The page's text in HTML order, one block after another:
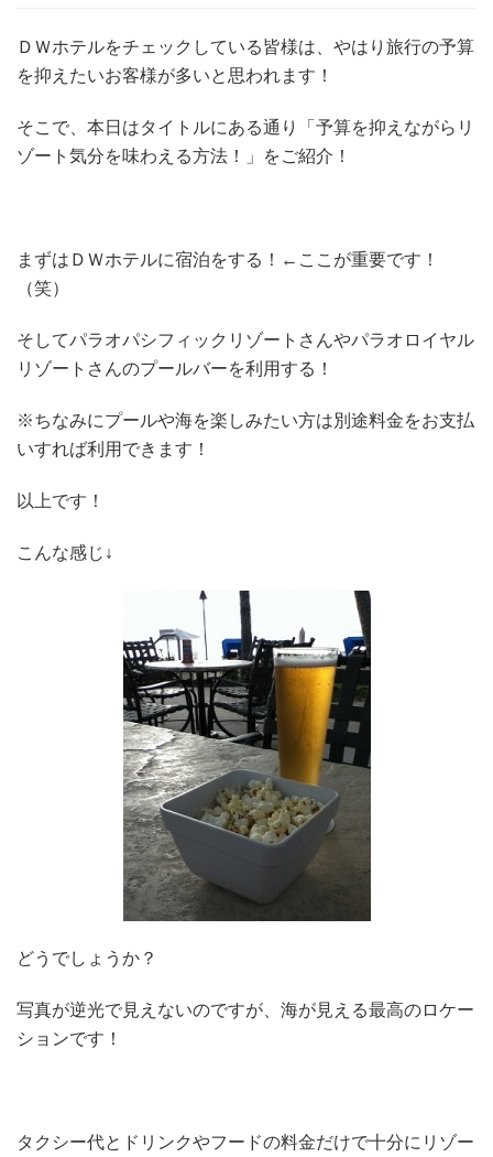
ＤＷホテルをチェックしている皆様は、やはり旅行の予算
を抑えたいお客様が多いと思われます！
そこで、本日はタイトルにある通り「予算を抑えながらリ
ゾート気分を味わえる方法！」をご紹介！
まずはＤＷホテルに宿泊をする！←ここが重要です！
（笑）
そしてパラオパシフィックリゾートさんやパラオロイヤル
リゾートさんのプールバーを利用する！
※ちなみにプールや海を楽しみたい方は別途料金をお支払
いすれば利用できます！
以上です！
こんな感じ↓
どうでしょうか？
写真が逆光で見えないのですが、海が見える最高のロケー
ションです！
タクシー代とドリンクやフードの料金だけで十分にリゾー